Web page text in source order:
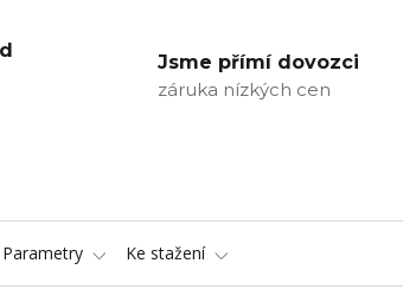
Jsme přímí dovozci
záruka nízkých cen
Parametry Ke stažení